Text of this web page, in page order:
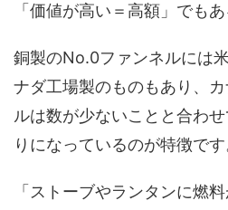
「価値が高い＝高額」でも
銅製のNo.0ファンネルには
ナダ工場製のものもあり、
ルは数が少ないことと合わ
りになっているのが特徴です
「ストーブやランタンに燃